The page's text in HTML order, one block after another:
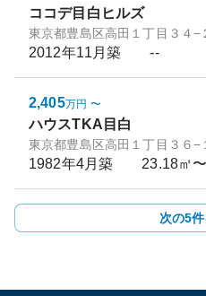
ココデ目白ヒルズ
東京都豊島区高田１丁目３４−
2012年11月築 --
2,405万円 〜
ハウスTKA目白
東京都豊島区高田１丁目３６−
1982年4月築 23.18㎡〜
次の5